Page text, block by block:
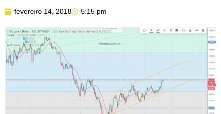
fevereiro 14, 2018 5:15 pm